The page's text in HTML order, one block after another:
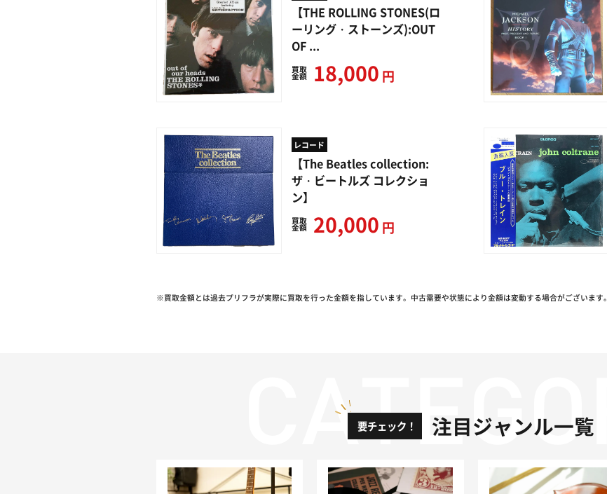
【THE ROLLING STONES(ロ
ーリング・ストーンズ):OUT
OF ...
買取
金額 18,000 円
レコード
【The Beatles collection:
ザ・ビートルズ コレクショ
ン】
買取
金額 20,000 円
※買取金額とは過去プリフラが実際に買取を行った金額を指しています。中古需要や状態により金額は変動する場合がございます。
要チェック！ 注目ジャンル一覧